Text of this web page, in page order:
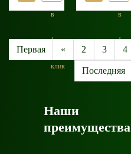
в
1
клик
в
1
Первая « 2 3 4
Последняя
Наши
преимущества